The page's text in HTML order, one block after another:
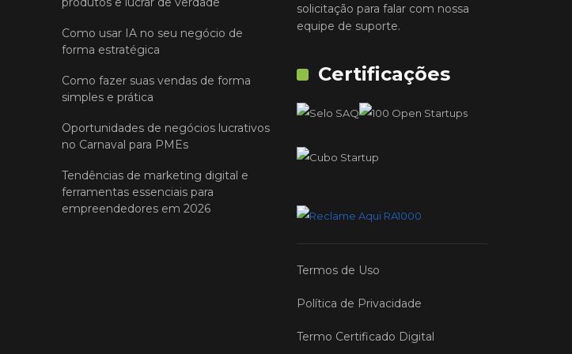
Como usar IA no seu negócio de
forma estratégica
Como fazer suas vendas de forma
simples e prática
Oportunidades de negócios lucrativos
no Carnaval para PMEs
Tendências de marketing digital e
ferramentas essenciais para
empreendedores em 2026
solicitação para falar com nossa
equipe de suporte.
Certificações
Termos de Uso
Política de Privacidade
Termo Certificado Digital